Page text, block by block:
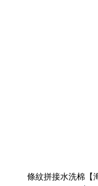
條紋拼接水洗棉【